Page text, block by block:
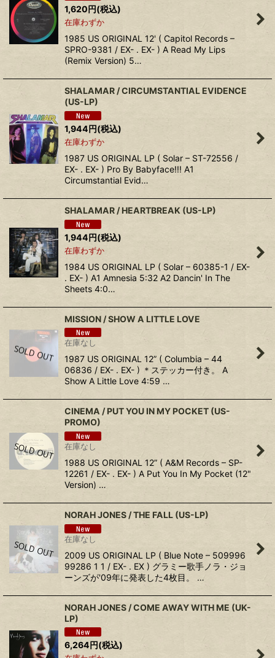
1,620円(税込)
在庫わずか
1985 US ORIGINAL 12' ( Capitol Records –
SPRO-9381 / EX- . EX- ) A Read My Lips
(Remix Version) 5…
SHALAMAR / CIRCUMSTANTIAL EVIDENCE
(US-LP)
1,944円(税込)
在庫わずか
1987 US ORIGINAL LP ( Solar – ST-72556 /
EX- . EX- ) Pro By Babyface!!! A1
Circumstantial Evid…
SHALAMAR / HEARTBREAK (US-LP)
1,944円(税込)
在庫わずか
1984 US ORIGINAL LP ( Solar – 60385-1 / EX-
. EX- ) A1 Amnesia 5:32 A2 Dancin' In The
Sheets 4:0…
MISSION / SHOW A LITTLE LOVE
在庫なし
1987 US ORIGINAL 12” ( Columbia – 44
06836 / EX- . EX- ) ＊ステッカー付き。 A
Show A Little Love 4:59 …
CINEMA / PUT YOU IN MY POCKET (US-
PROMO)
在庫なし
1988 US ORIGINAL 12” ( A&M Records – SP-
12261 / EX- . EX- ) A Put You In My Pocket (12"
Version) …
NORAH JONES ‎/ THE FALL (US-LP)
在庫なし
2009 US ORIGINAL LP ( Blue Note ‎– 509996
99286 1 1 / EX- . EX ) グラミー歌手ノラ・ジョ
ーンズが'09年に発表した4枚目。 …
NORAH JONES ‎/ COME AWAY WITH ME (UK-
LP)
6,264円(税込)